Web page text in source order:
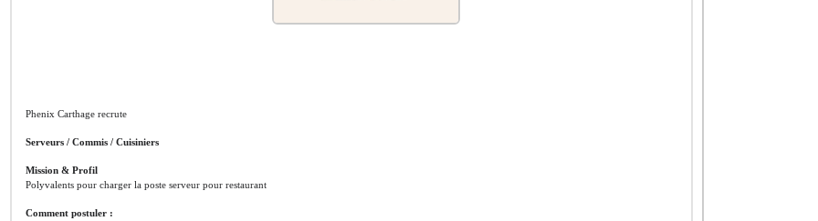
Phenix Carthage recrute
Serveurs / Commis / Cuisiniers
Mission & Profil
Polyvalents pour charger la poste serveur pour restaurant
Comment postuler :